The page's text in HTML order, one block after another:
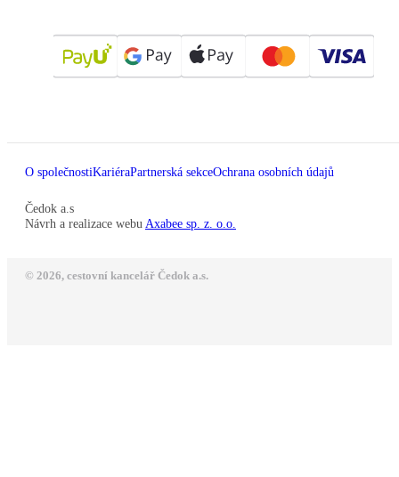
O společnostiKariéraPartnerská sekceOchrana osobních údajů
Čedok a.s
Návrh a realizace webu Axabee sp. z. o.o.
© 2026, cestovní kancelář Čedok a.s.